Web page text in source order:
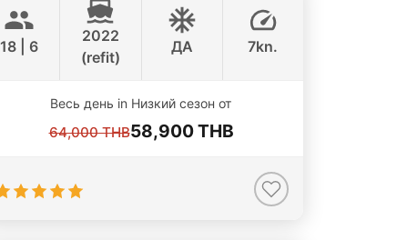
SHUTTLEWORTH / FLOETH 44FT
18 | 6
2022
(refit)
ДА 7kn.
Весь день in Низкий сезон от
64,000 THB58,900 THB